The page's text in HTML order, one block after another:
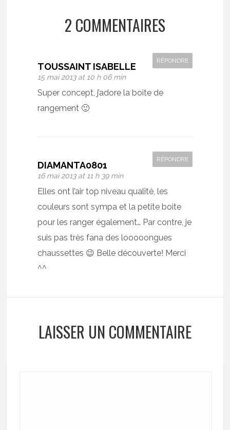
2 COMMENTAIRES
TOUSSAINT ISABELLE
15 mai 2013 at 10 h 06 min
RÉPONDRE
Super concept, j’adore la boite de
rangement 🙂
DIAMANTA0801
16 mai 2013 at 11 h 39 min
RÉPONDRE
Elles ont l’air top niveau qualité, les
couleurs sont sympa et la petite boite
pour les ranger également… Par contre, je
suis pas très fana des looooongues
chaussettes 😉 Belle découverte! Merci
^^
LAISSER UN COMMENTAIRE